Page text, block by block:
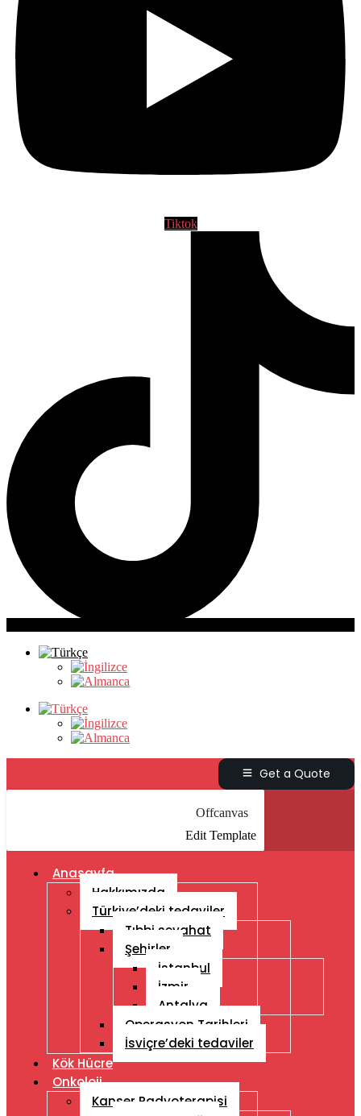
Tiktok
Get a Quote
Offcanvas
Edit Template
Anasayfa
Hakkımızda
Türkiye’deki tedaviler
Tıbbi seyahat
Şehirler
İstanbul
İzmir
Antalya
Operasyon Tarihleri
İsviçre’deki tedaviler
Kök Hücre
Onkoloji
Kanser Radyoterapisi